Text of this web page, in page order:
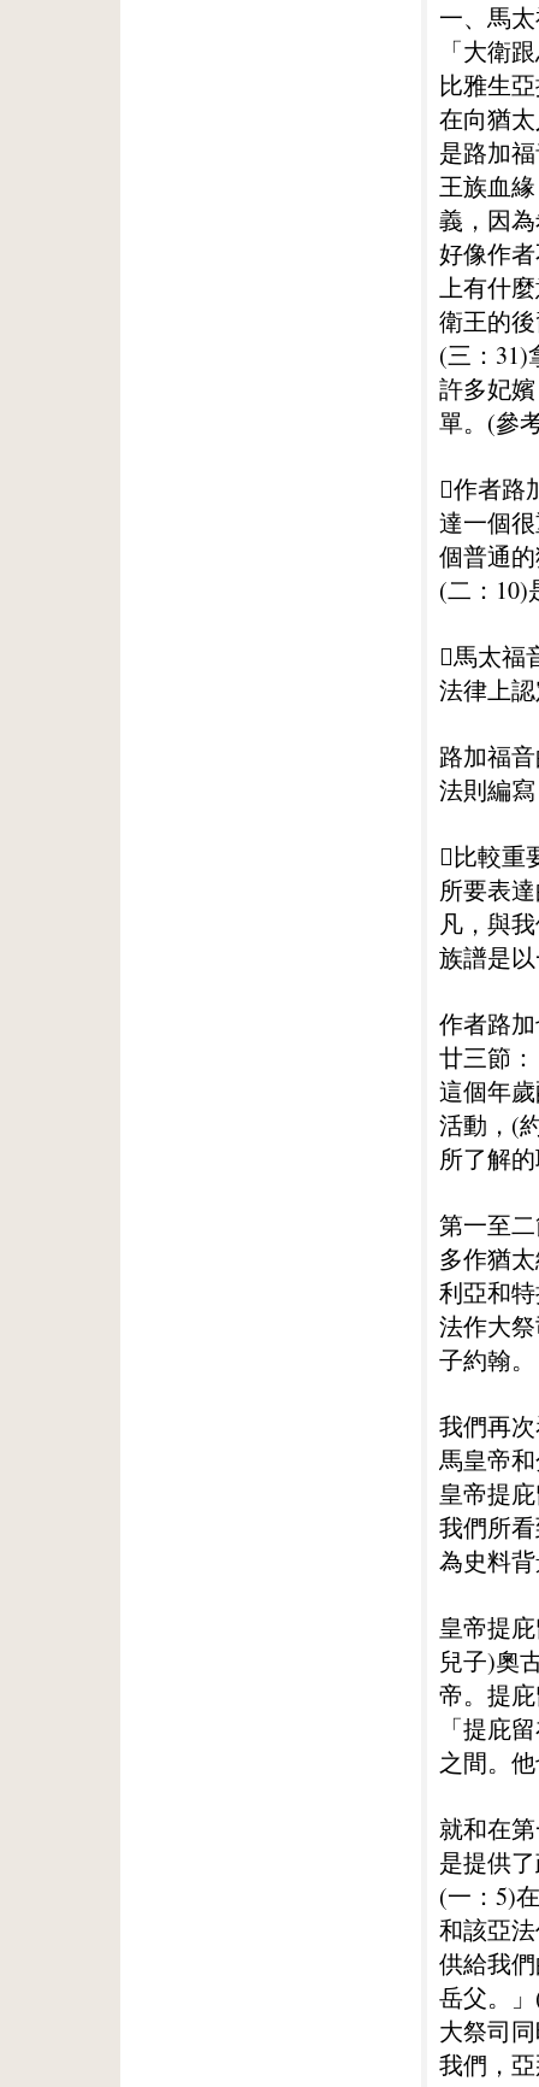
一、馬
「大衛
比雅生
在向猶
是路加
王族血
義，因
好像作
上有什
衛王的
(三：31)
許多妃
單。(參
作者路
達一個
個普通
(二：10)
馬太福
法律上
路加福
法則編
比較重
所要表
凡，與
族譜是
作者路
廿三節
這個年
活動，(
所了解
第一至
多作猶
利亞和
法作大
子約翰。
我們再
馬皇帝
皇帝提
我們所
為史料
皇帝提
兒子)奧
帝。提
「提庇
之間。
就和在
是提供
(一：5)
和該亞
供給我
岳父。
大祭司
我們，